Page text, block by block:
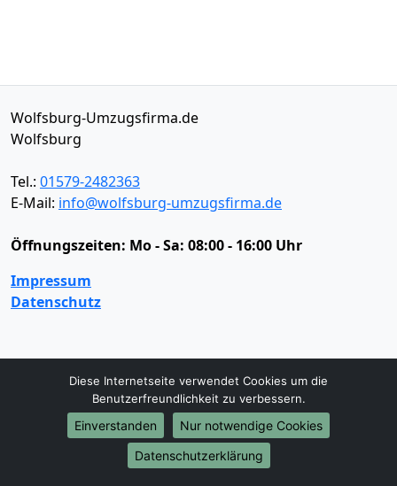
Wolfsburg-Umzugsfirma.de
Wolfsburg
Tel.: 01579-2482363
E-Mail: info@wolfsburg-umzugsfirma.de
Öffnungszeiten: Mo - Sa: 08:00 - 16:00 Uhr
Impressum
Datenschutz
Umzugsservice
Umzugsservice Behördenumzug
Büroumzug
Fernumzug
Firmenumzug
Laborumzug
Mini Umzug
Praxisumzug
Privatumzug
Studentenumzug
Diese Internetseite verwendet Cookies um die
Benutzerfreundlichkeit zu verbessern.
Einverstanden
Nur notwendige Cookies
Datenschutzerklärung